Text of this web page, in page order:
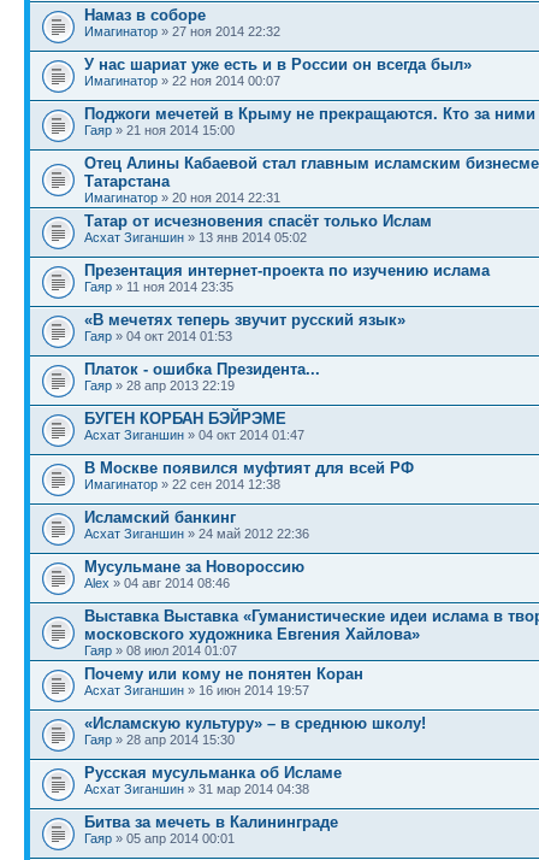
Намаз в соборе
Имагинатор » 27 ноя 2014 22:32
У нас шариат уже есть и в России он всегда был»
Имагинатор » 22 ноя 2014 00:07
Поджоги мечетей в Крыму не прекращаются. Кто за ними
Гаяр » 21 ноя 2014 15:00
Отец Алины Кабаевой стал главным исламским
Татарстана
Имагинатор » 20 ноя 2014 22:31
Татар от исчезновения спасёт только Ислам
Асхат Зиганшин » 13 янв 2014 05:02
Презентация интернет-проекта по изучению ислама
Гаяр » 11 ноя 2014 23:35
«В мечетях теперь звучит русский язык»
Гаяр » 04 окт 2014 01:53
Платок - ошибка Президента...
Гаяр » 28 апр 2013 22:19
БУГЕН КОРБАН БЭЙРЭМЕ
Асхат Зиганшин » 04 окт 2014 01:47
В Москве появился муфтият для всей РФ
Имагинатор » 22 сен 2014 12:38
Исламский банкинг
Асхат Зиганшин » 24 май 2012 22:36
Мусульмане за Новороссию
Alex » 04 авг 2014 08:46
Выставка Выставка «Гуманистические идеи ислама в
московского художника Евгения Хайлова»
Гаяр » 08 июл 2014 01:07
Почему или кому не понятен Коран
Асхат Зиганшин » 16 июн 2014 19:57
«Исламскую культуру» – в среднюю школу!
Гаяр » 28 апр 2014 15:30
Русская мусульманка об Исламе
Асхат Зиганшин » 31 мар 2014 04:38
Битва за мечеть в Калининграде
Гаяр » 05 апр 2014 00:01